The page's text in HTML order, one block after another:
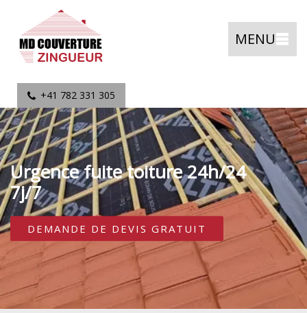
MENU
+41 782 331 305
Urgence fuite toiture 24h/24
7j/7
DEMANDE DE DEVIS GRATUIT